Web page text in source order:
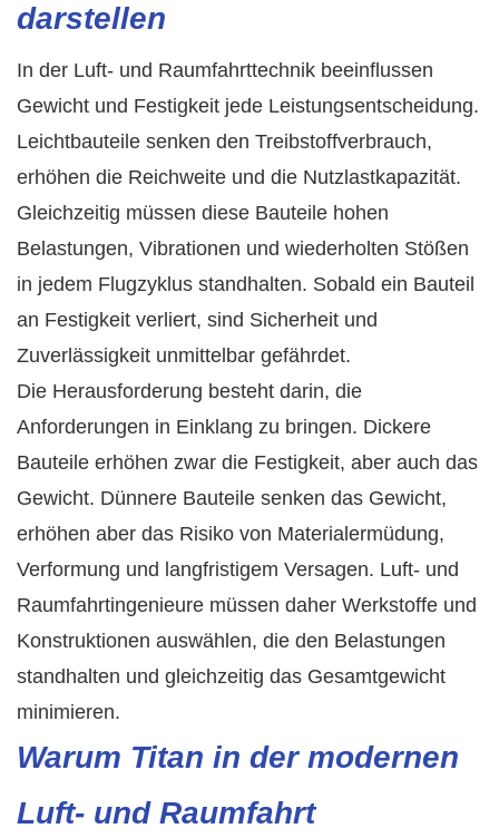
darstellen
In der Luft- und Raumfahrttechnik beeinflussen
Gewicht und Festigkeit jede Leistungsentscheidung.
Leichtbauteile senken den Treibstoffverbrauch,
erhöhen die Reichweite und die Nutzlastkapazität.
Gleichzeitig müssen diese Bauteile hohen
Belastungen, Vibrationen und wiederholten Stößen
in jedem Flugzyklus standhalten. Sobald ein Bauteil
an Festigkeit verliert, sind Sicherheit und
Zuverlässigkeit unmittelbar gefährdet.
Die Herausforderung besteht darin, die
Anforderungen in Einklang zu bringen. Dickere
Bauteile erhöhen zwar die Festigkeit, aber auch das
Gewicht. Dünnere Bauteile senken das Gewicht,
erhöhen aber das Risiko von Materialermüdung,
Verformung und langfristigem Versagen. Luft- und
Raumfahrtingenieure müssen daher Werkstoffe und
Konstruktionen auswählen, die den Belastungen
standhalten und gleichzeitig das Gesamtgewicht
minimieren.
Warum Titan in der modernen
Luft- und Raumfahrt